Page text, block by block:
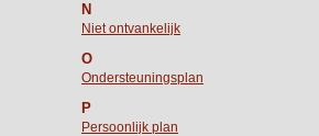
N
Niet ontvankelijk
O
Ondersteuningsplan
P
Persoonlijk plan